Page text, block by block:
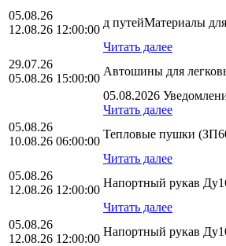
05.08.26
12.08.26 12:00:00
д путейМатериалы
Читать далее
29.07.26
05.08.26 15:00:00
Автошины для
05.08.2026
Читать далее
05.08.26
10.08.26 06:00:00
Тепловые пушки
Читать далее
05.08.26
12.08.26 12:00:00
Напортный рукав
Читать далее
05.08.26
12.08.26 12:00:00
Напортный рукав